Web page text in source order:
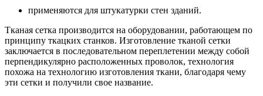
применяются для штукатурки стен зданий.
Тканая сетка производится на оборудовании, работающем по
принципу ткацких станков. Изготовление тканой сетки
заключается в последовательном переплетении между собой
перпендикулярно расположенных проволок, технология
похожа на технологию изготовления ткани, благодаря чему
эти сетки и получили свое название.